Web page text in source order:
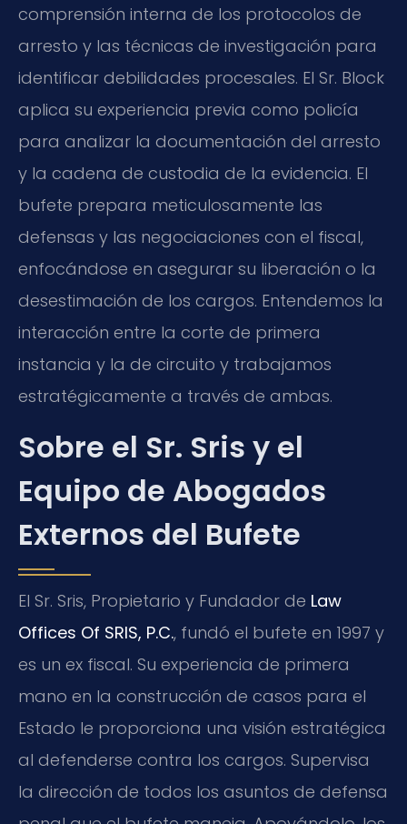
comprensión interna de los protocolos de
arresto y las técnicas de investigación para
identificar debilidades procesales. El Sr. Block
aplica su experiencia previa como policía
para analizar la documentación del arresto
y la cadena de custodia de la evidencia. El
bufete prepara meticulosamente las
defensas y las negociaciones con el fiscal,
enfocándose en asegurar su liberación o la
desestimación de los cargos. Entendemos la
interacción entre la corte de primera
instancia y la de circuito y trabajamos
estratégicamente a través de ambas.
Sobre el Sr. Sris y el
Equipo de Abogados
Externos del Bufete
El Sr. Sris, Propietario y Fundador de Law
Offices Of SRIS, P.C., fundó el bufete en 1997 y
es un ex fiscal. Su experiencia de primera
mano en la construcción de casos para el
Estado le proporciona una visión estratégica
al defenderse contra los cargos. Supervisa
la dirección de todos los asuntos de defensa